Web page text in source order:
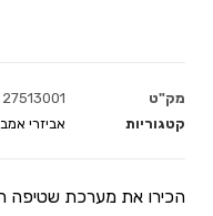
מק"ט
27513001
קטגוריות
אביזרי
הכירו את מערכת שטיפה